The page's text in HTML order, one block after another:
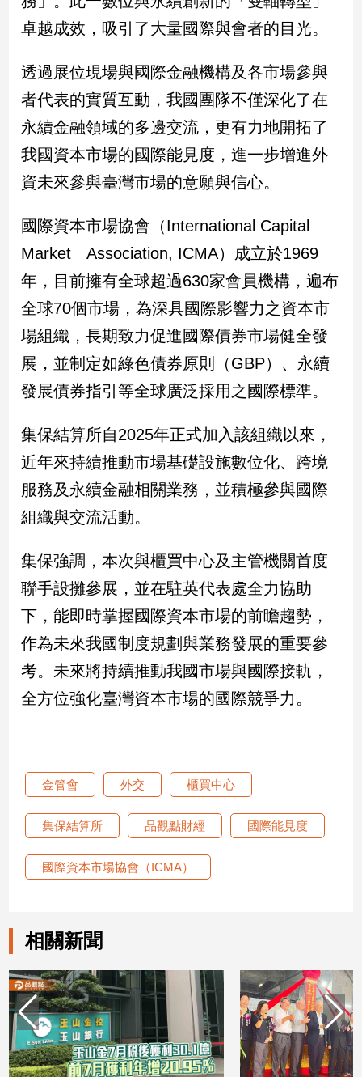
娛
樂
娛
星
聞
流
行/
尚
追
生
活
建
築/
內
設
計
旅
遊/
美
星
座/
理
消
費
健
康/
情
藝
術
／
／
推
薦
科
技/
遊
戲
運
動
卓越成效，吸引了大量國際與會者的目光。
透過展位現場與國際金融機構及各市場參與
者代表的實質互動，我國團隊不僅深化了在
永續金融領域的多邊交流，更有力地開拓了
我國資本市場的國際能見度，進一步增進外
資未來參與臺灣市場的意願與信心。
國際資本市場協會（International Capital
Market Association, ICMA）成立於1969
年，目前擁有全球超過630家會員機構，遍布
全球70個市場，為深具國際影響力之資本市
場組織，長期致力促進國際債券市場健全發
展，並制定如綠色債券原則（GBP）、永續
發展債券指引等全球廣泛採用之國際標準。
集保結算所自2025年正式加入該組織以來，
近年來持續推動市場基礎設施數位化、跨境
服務及永續金融相關業務，並積極參與國際
組織與交流活動。
集保強調，本次與櫃買中心及主管機關首度
聯手設攤參展，並在駐英代表處全力協助
下，能即時掌握國際資本市場的前瞻趨勢，
作為未來我國制度規劃與業務發展的重要參
考。未來將持續推動我國市場與國際接軌，
全方位強化臺灣資本市場的國際競爭力。
金管會 外交 櫃買中心
集保結算所 品觀點財經 國際能見度
國際資本市場協會（ICMA）
相關新聞